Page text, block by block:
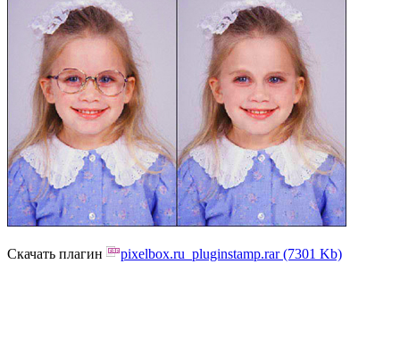
Скачать плагин pixelbox.ru_pluginstamp.rar (7301 Kb)